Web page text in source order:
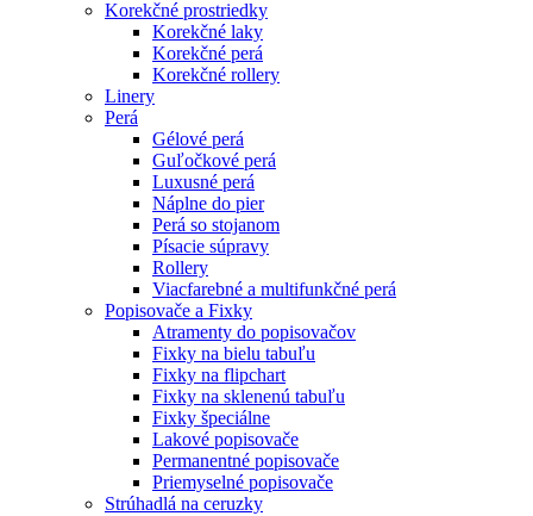
Korekčné prostriedky
Korekčné laky
Korekčné perá
Korekčné rollery
Linery
Perá
Gélové perá
Guľočkové perá
Luxusné perá
Náplne do pier
Perá so stojanom
Písacie súpravy
Rollery
Viacfarebné a multifunkčné perá
Popisovače a Fixky
Atramenty do popisovačov
Fixky na bielu tabuľu
Fixky na flipchart
Fixky na sklenenú tabuľu
Fixky špeciálne
Lakové popisovače
Permanentné popisovače
Priemyselné popisovače
Strúhadlá na ceruzky